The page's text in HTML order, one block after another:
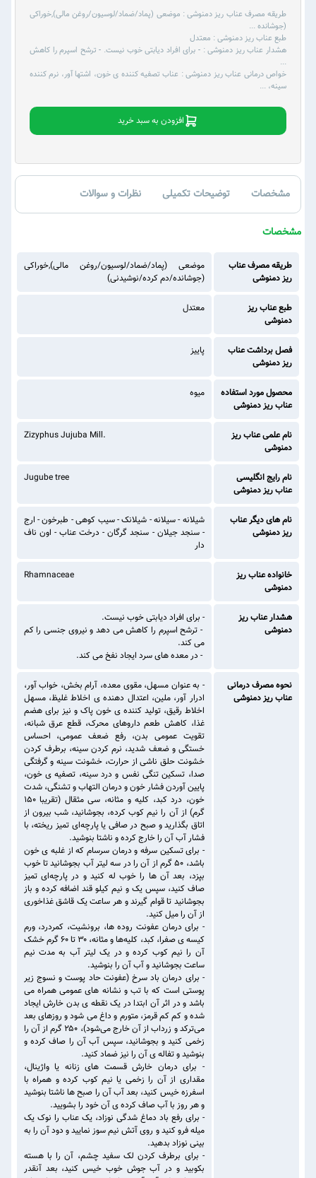
طریقه مصرف عناب ریز دمنوشی : موضعی (پماد/ضماد/لوسیون/روغن مالی),خوراکی
(جوشانده...
طبع عناب ریز دمنوشی : معتدل
هشدار عناب ریز دمنوشی : - برای افراد دیابتی خوب نیست. - ترشح اسپرم را کاهش
...
خواص درمانی عناب ریز دمنوشی : عناب تصفیه کننده ی خون، اشتها آور، نرم کننده
سینه، ...
افزودن به سبد خرید
مشخصات توضیحات تکمیلی نظرات و سوالات
مشخصات
طریقه مصرف عناب
ریز دمنوشی
موضعی (پماد/ضماد/لوسیون/روغن مالی),خوراکی
(جوشانده/دم کرده/نوشیدنی)
طبع عناب ریز
دمنوشی
معتدل
فصل برداشت عناب
ریز دمنوشی
پاییز
محصول مورد استفاده
عناب ریز دمنوشی
میوه
نام علمی عناب ریز
دمنوشی
Zizyphus Jujuba Mill.
نام رایج انگلیسی
عناب ریز دمنوشی
Jugube tree
نام های دیگر عناب
ریز دمنوشی
شیلانه - سیلانه - شیلانک - سیب کوهی - طبرخون - ارج
- سنجد جیلان - سنجد گرگان - درخت عناب - اون ناف
دار
خانواده عناب ریز
دمنوشی
Rhamnaceae
هشدار عناب ریز
دمنوشی
- برای افراد دیابتی خوب نیست.
- ترشح اسپرم را کاهش می دهد و نیروی جنسی را کم
می کند.
- در معده های سرد ایجاد نفخ می کند.
نحوه مصرف درمانی
عناب ریز دمنوشی
- به عنوان مسهل، مقوی معده، آرام بخش، خواب آور،
ادرار آور، ملین، اعتدال دهنده ی اخلاط غلیظ، مسهل
اخلاط رقیق، تولید کننده ی خون پاک و نیز برای هضم
غذا، کاهش طعم داروهای محرک، قطع عرق شبانه،
تقویت عمومی بدن، رفع ضعف عمومی، احساس
خستگی و ضعف شدید، نرم کردن سینه، برطرف کردن
خشونت حلق ناشی از حرارت، خشونت سینه و گرفتگی
صدا، تسکین تنگی نفس و درد سینه، تصفیه ی خون،
پایین آوردن فشار خون و درمان التهاب و تشنگی، شدت
خون، درد کبد، کلیه و مثانه، سی مثقال (تقریبا 150
گرم) از آن را نیم کوب کرده، بجوشانید، شب بیرون از
اتاق بگذارید و صبح در صافی یا پارچه‌ای تمیز ریخته، با
فشار آب آن را خارج کرده و ناشتا بنوشید.
- برای تسکین سرفه و درمان سرسام که از غلبه ی خون
باشد، ۵۰ گرم از آن را در سه لیتر آب بجوشانید تا خوب
بپزد، بعد آن ها را خوب له کنید و در پارچه‌ای تمیز
صاف کنید، سپس یک و نیم کیلو قند اضافه کرده و باز
بجوشانید تا قوام گیرند و هر ساعت یک قاشق غذاخوری
از آن را میل کنید.
- برای درمان عفونت روده ها، برونشیت، کمردرد، ورم
کیسه ی صفرا، کبد، کلیه‌ها و مثانه، ۳۰ تا ۶۰ گرم خشک
آن را نیم کوب کرده و در یک لیتر آب به مدت نیم
ساعت بجوشانید و آب آن را بنوشید.
- برای درمان باد سرخ (عفونت حاد پوست و نسوج زیر
پوستی است که با تب و نشانه های عمومی همراه می
باشد و در اثر آن ابتدا در یک نقطه ی بدن خارش ایجاد
شده و کم کم قرمز، متورم و داغ می شود و روزهای بعد
می‌ترکد و زرداب از آن خارج می‌شود)، ۲۵۰ گرم از آن را
زخمی کنید و بجوشانید، سپس آب آن را صاف کرده و
بنوشید و تفاله ی آن را نیز ضماد کنید.
- برای درمان خارش قسمت های زنانه یا واژینال،
مقداری از آن را زخمی یا نیم کوب کرده و همراه با
اسفرزه خیس کنید، بعد آب آن را صبح ها ناشتا بنوشید
و هر روز با آب صاف کرده ی آن خود را بشویید.
- برای رفع باد دماغ شدگی نوزاد، یک عناب را نوک یک
میله فرو کنید و روی آتش نیم سوز نمایید و دود آن را به
بینی نوزاد بدهید.
- برای برطرف کردن لک سفید چشم، آن را با هسته
بکوبید و در آب جوش خوب خیس کنید، بعد آنقدر